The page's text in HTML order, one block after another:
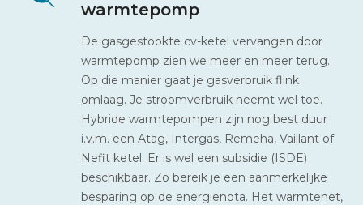
warmtepomp
De gasgestookte cv-ketel vervangen door
warmtepomp zien we meer en meer terug.
Op die manier gaat je gasverbruik flink
omlaag. Je stroomverbruik neemt wel toe.
Hybride warmtepompen zijn nog best duur
i.v.m. een Atag, Intergas, Remeha, Vaillant of
Nefit ketel. Er is wel een subsidie (ISDE)
beschikbaar. Zo bereik je een aanmerkelijke
besparing op de energienota. Het warmtenet,